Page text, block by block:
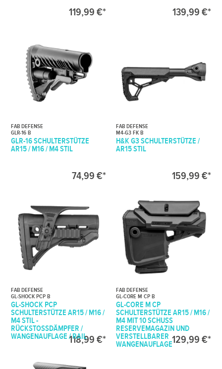
119,99 €* 139,99 €*
FAB DEFENSE
GLR-16 B
GLR-16 SCHULTERSTÜTZE
AR15 / M16 / M4 STIL
74,99 €*
FAB DEFENSE
M4-G3 FK B
H&K G3 SCHULTERSTÜTZE /
AR15 STIL
159,99 €*
FAB DEFENSE
GL-SHOCK PCP B
GL-SHOCK PCP
SCHULTERSTÜTZE AR15 / M16 /
M4 STIL -
RÜCKSTOSSDÄMPFER / W
ANGENAUFLAGE / RAIL118,99 €*
FAB DEFENSE
GL-CORE M CP B
GL-CORE M CP
SCHULTERSTÜTZE AR15 / M16 /
M4 MIT 10 SCHUSS
RESERVEMAGAZIN UND
VERSTELLBARER
WANGENAUFLAGE129,99 €*